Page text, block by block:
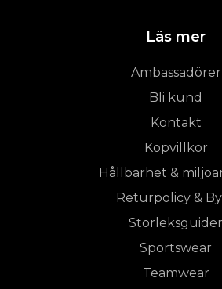
Läs mer
Ambassadörer
Bli kund
Kontakt
Köpvillkor
Hållbarhet &
Returpolicy &
Storleksguider
Sportswear
Teamwear